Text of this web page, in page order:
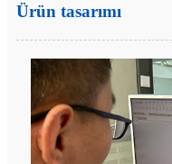
Ürün tasarımı